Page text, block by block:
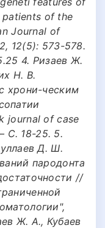
of the
Journal of
12(5): 573-578.
4. Ризаев Ж.
Н. В.
хрони-ческим
journal of case
С. 18-25. 5.
Д. Ш.
пародонта
//
Ж. А., Кубаев